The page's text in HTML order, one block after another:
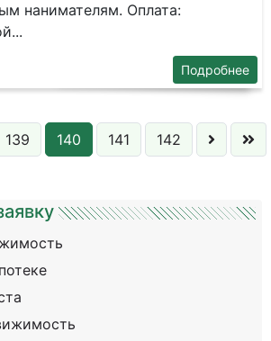
нанимателям. Оплата:
Подробнее
139 140 141 142